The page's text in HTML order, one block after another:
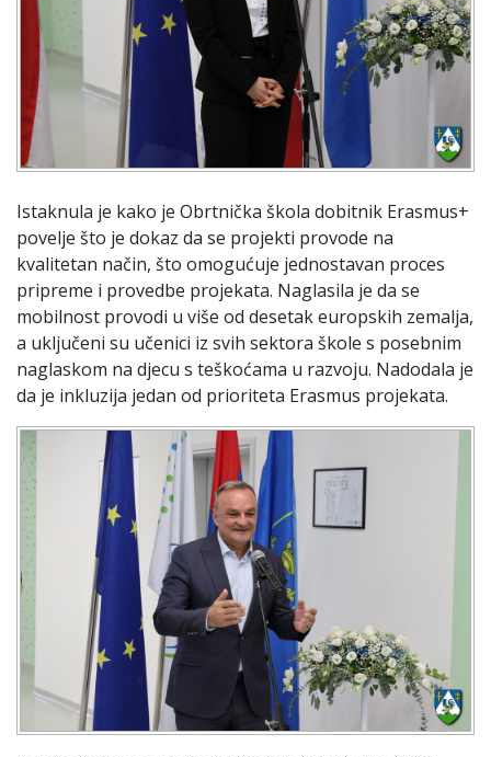
Istaknula je kako je Obrtnička škola dobitnik Erasmus+
povelje što je dokaz da se projekti provode na
kvalitetan način, što omogućuje jednostavan proces
pripreme i provedbe projekata. Naglasila je da se
mobilnost provodi u više od desetak europskih zemalja,
a uključeni su učenici iz svih sektora škole s posebnim
naglaskom na djecu s teškoćama u razvoju. Nadodala je
da je inkluzija jedan od prioriteta Erasmus projekata.